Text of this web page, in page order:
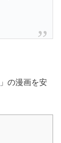
」の漫画を安